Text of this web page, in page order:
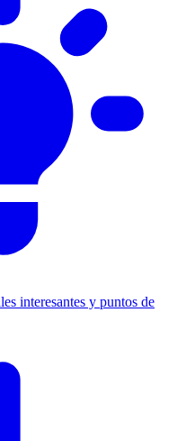
interesantes y puntos de